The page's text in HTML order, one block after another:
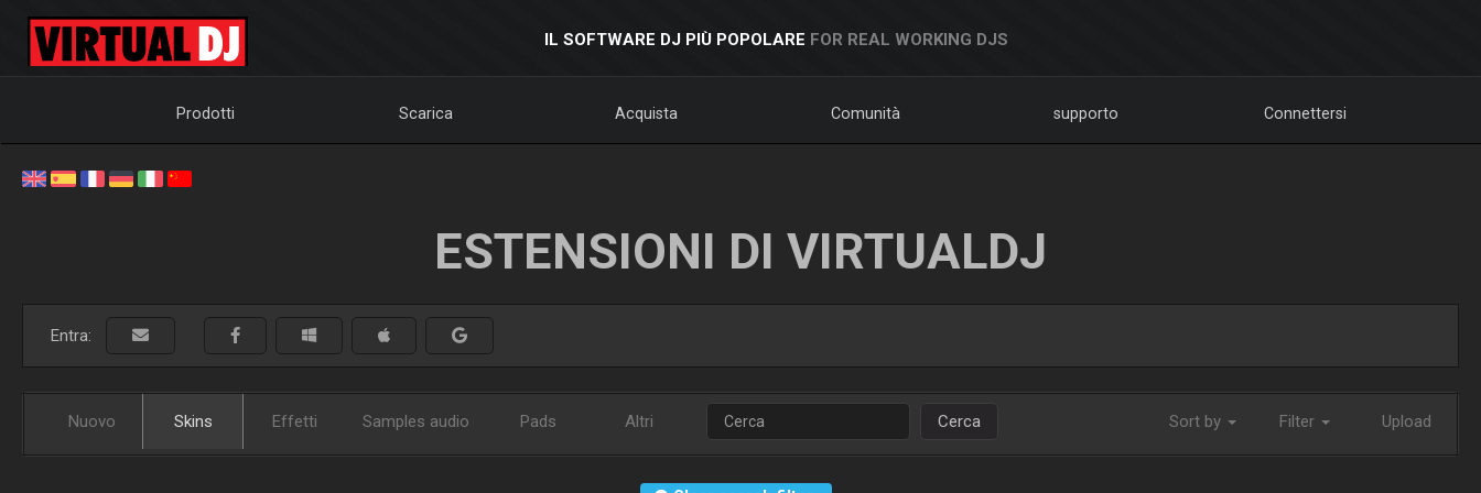
IL SOFTWARE DJ PIÙ POPOLARE FOR REAL WORKING DJS
Prodotti Scarica Acquista Comunità supporto Connettersi
ESTENSIONI DI VIRTUALDJ
Entra:
Nuovo Skins Effetti Samples audio Pads Altri Cerca Sort by Filter Upload